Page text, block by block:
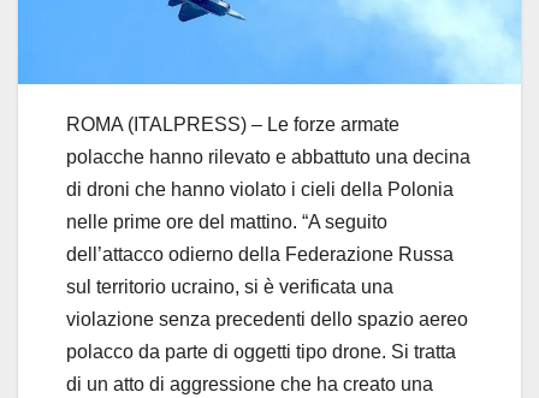
ROMA (ITALPRESS) – Le forze armate
polacche hanno rilevato e abbattuto una decina
di droni che hanno violato i cieli della Polonia
nelle prime ore del mattino. “A seguito
dell’attacco odierno della Federazione Russa
sul territorio ucraino, si è verificata una
violazione senza precedenti dello spazio aereo
polacco da parte di oggetti tipo drone. Si tratta
di un atto di aggressione che ha creato una